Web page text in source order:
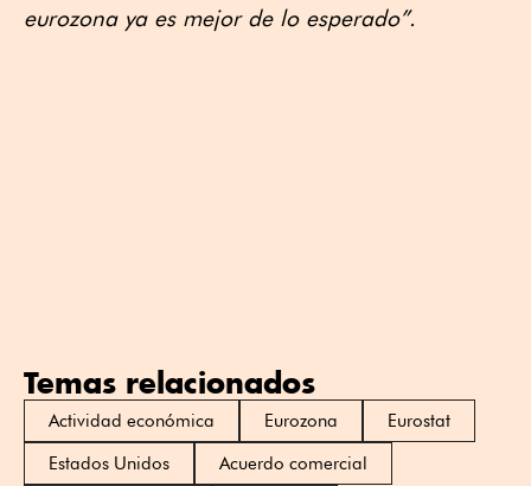
eurozona ya es mejor de lo esperado”.
Temas relacionados
Actividad económica Eurozona
Eurostat
Estados Unidos
Acuerdo comercial